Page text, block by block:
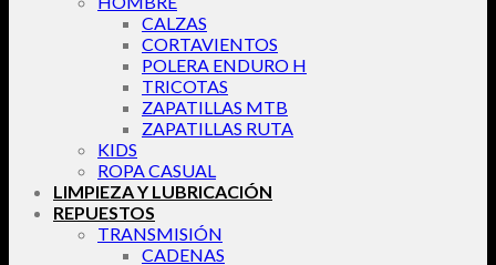
CALZAS
CORTAVIENTOS
POLERA ENDURO H
TRICOTAS
ZAPATILLAS MTB
ZAPATILLAS RUTA
KIDS
ROPA CASUAL
LIMPIEZA Y LUBRICACIÓN
REPUESTOS
TRANSMISIÓN
CADENAS